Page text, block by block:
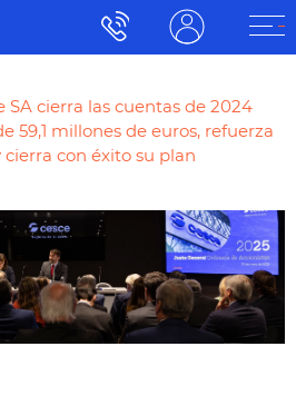
SA cierra las cuentas de 2024
59,1 millones de euros, refuerza
con éxito su plan